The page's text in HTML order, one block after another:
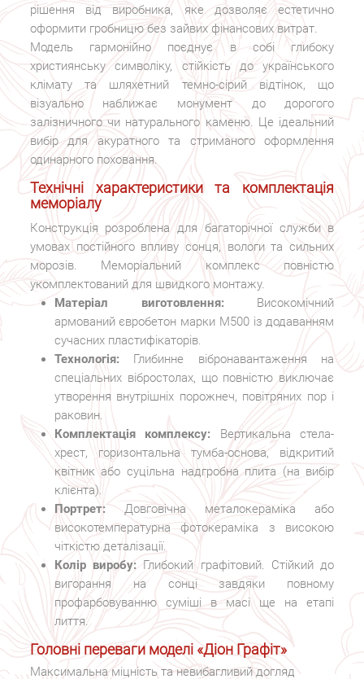
рішення від виробника, яке дозволяє естетично
оформити гробницю без зайвих фінансових витрат.
Модель гармонійно поєднує в собі глибоку
християнську символіку, стійкість до українського
клімату та шляхетний темно-сірий відтінок, що
візуально наближає монумент до дорогого
залізничного чи натурального каменю. Це ідеальний
вибір для акуратного та стриманого оформлення
одинарного поховання.
Технічні характеристики та комплектація
меморіалу
Конструкція розроблена для багаторічної служби в
умовах постійного впливу сонця, вологи та сильних
морозів. Меморіальний комплекс повністю
укомплектований для швидкого монтажу.
Матеріал виготовлення:Високомічний
армований євробетон марки М500 із додаванням
сучасних пластифікаторів.
Технологія:Глибинне вібронавантаження на
спеціальних вібростолах, що повністю виключає
утворення внутрішніх порожнеч, повітряних пор і
раковин.
Комплектація комплексу: Вертикальна стела-
хрест, горизонтальна тумба-основа, відкритий
квітник або суцільна надгробна плита (на вибір
клієнта).
Портрет:Довговічна металокераміка або
високотемпературна фотокераміка з високою
чіткістю деталізації.
Колір виробу: Глибокий графітовий. Стійкий до
вигорання на сонці завдяки повному
профарбовуванню суміші в масі ще на етапі
лиття.
Головні переваги моделі «Діон Графіт»
Максимальна міцність та невибагливий догляд